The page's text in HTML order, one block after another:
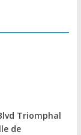
Triomphal
de